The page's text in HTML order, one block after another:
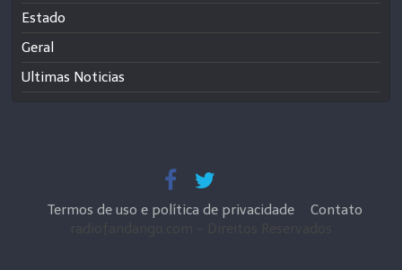
Estado
Geral
Ultimas Noticias
Termos de uso e política de privacidade
Contato